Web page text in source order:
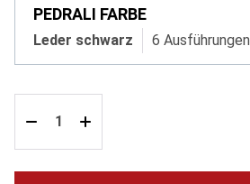
PEDRALI FARBE
Leder schwarz 6 Ausführungen